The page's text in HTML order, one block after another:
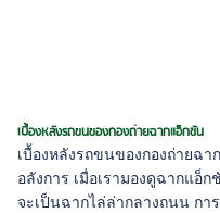
เบื้องหลังรถขนของกองถ่ายฉากแอ็กชัน
เบื้องหลังรถขนของกองถ่ายฉ
อลังการ เมื่อเรามองดูฉากแอ็
จะเป็นฉากไล่ล่ากลางถนน กา